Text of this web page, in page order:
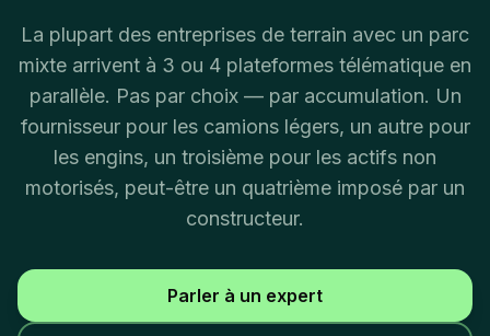
La plupart des entreprises de terrain avec un parc
mixte arrivent à 3 ou 4 plateformes télématique en
parallèle. Pas par choix — par accumulation. Un
fournisseur pour les camions légers, un autre pour
les engins, un troisième pour les actifs non
motorisés, peut-être un quatrième imposé par un
constructeur.
Parler à un expert